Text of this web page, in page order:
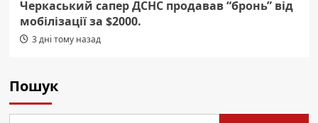
Черкаський сапер ДСНС продавав “бронь” від
мобілізації за $2000.
3 дні тому назад
Пошук